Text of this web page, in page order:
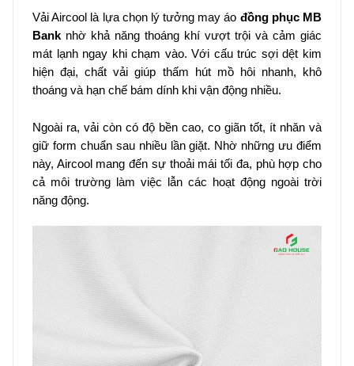
Vải Aircool là lựa chọn lý tưởng may áo đồng phục MB
Bank nhờ khả năng thoáng khí vượt trội và cảm giác
mát lạnh ngay khi chạm vào. Với cấu trúc sợi dệt kim
hiện đại, chất vải giúp thấm hút mồ hôi nhanh, khô
thoáng và hạn chế bám dính khi vận động nhiều.
Ngoài ra, vải còn có độ bền cao, co giãn tốt, ít nhăn và
giữ form chuẩn sau nhiều lần giặt. Nhờ những ưu điểm
này, Aircool mang đến sự thoải mái tối đa, phù hợp cho
cả môi trường làm việc lẫn các hoạt động ngoài trời
năng động.